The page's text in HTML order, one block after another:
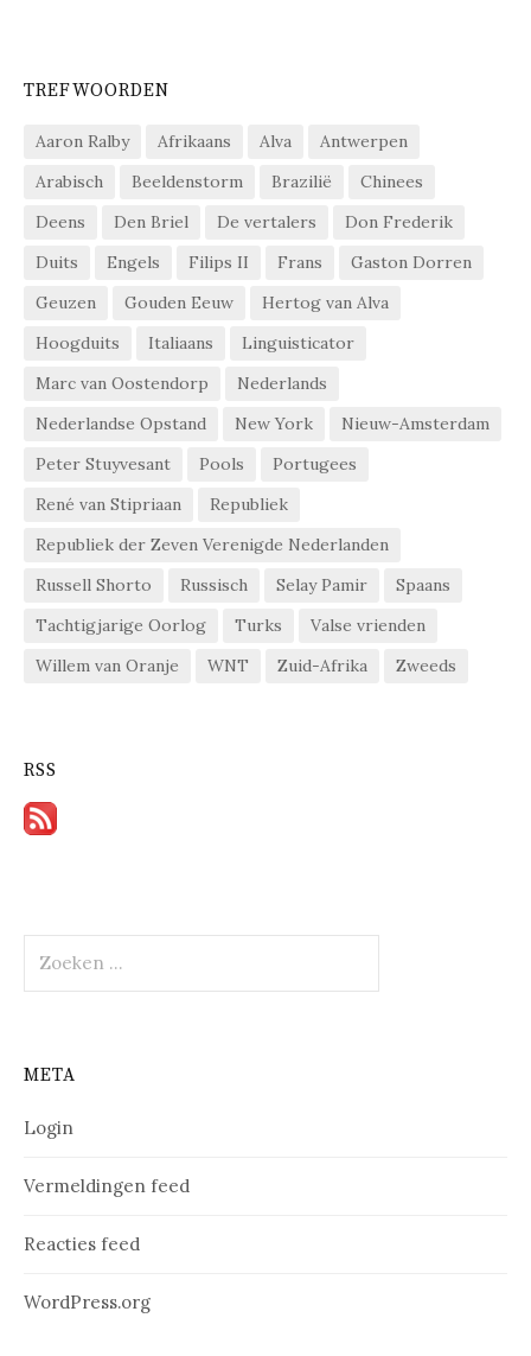
TREFWOORDEN
Aaron Ralby Afrikaans Alva
Antwerpen
Arabisch
Beeldenstorm Brazilië
Chinees
Deens
Den Briel De vertalers
Don Frederik
Duits
Engels Filips II Frans
Gaston Dorren
Geuzen
Gouden Eeuw
Hertog van Alva
Hoogduits
Italiaans
Linguisticator
Marc van Oostendorp
Nederlands
Nederlandse Opstand
New York
Nieuw-Amsterdam
Peter Stuyvesant
Pools
Portugees
René van Stipriaan
Republiek
Republiek der Zeven Verenigde Nederlanden
Russell Shorto
Russisch Selay Pamir
Spaans
Tachtigjarige Oorlog
Turks
Valse vrienden
Willem van Oranje
WNT Zuid-Afrika Zweeds
RSS
naar:
META
Login
Vermeldingen feed
Reacties feed
WordPress.org